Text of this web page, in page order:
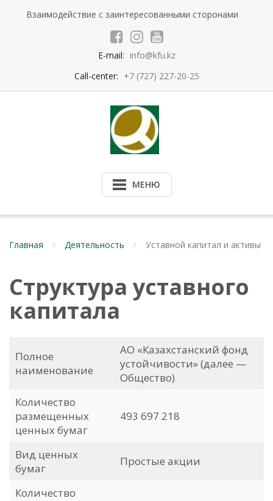
Взаимодействие с заинтересованными сторонами
E-mail: info@kfu.kz
Call-center: +7 (727) 227-20-25
МЕНЮ
Главная Деятельность Уставной капитал и активы
Структура уставного
капитала
Полное
наименование
АО «Казахстанский фонд
устойчивости» (далее —
Общество)
Количество
размещенных
ценных бумаг
493 697 218
Вид ценных
бумаг
Простые акции
Количество